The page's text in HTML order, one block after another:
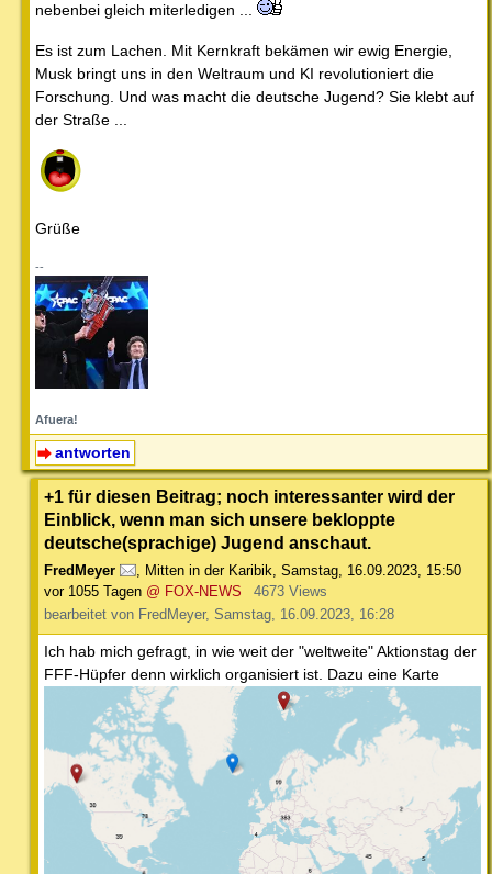
nebenbei gleich miterledigen ...
Es ist zum Lachen. Mit Kernkraft bekämen wir ewig Energie,
Musk bringt uns in den Weltraum und KI revolutioniert die
Forschung. Und was macht die deutsche Jugend? Sie klebt auf
der Straße ...
Grüße
--
Afuera!
antworten
+1 für diesen Beitrag; noch interessanter wird der
Einblick, wenn man sich unsere bekloppte
deutsche(sprachige) Jugend anschaut.
FredMeyer , Mitten in der Karibik, Samstag, 16.09.2023, 15:50
vor 1055 Tagen @ FOX-NEWS
4673 Views
bearbeitet von FredMeyer, Samstag, 16.09.2023, 16:28
Ich hab mich gefragt, in wie weit der "weltweite" Aktionstag der
FFF-Hüpfer denn wirklich organisiert ist. Dazu eine Karte